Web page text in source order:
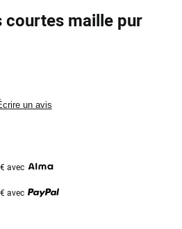
courtes maille pur
un avis
avec
avec